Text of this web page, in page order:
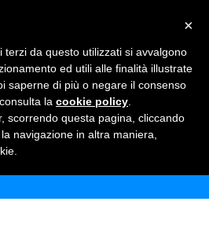
PUNT & MES
Alcolici
×
terzi da questo utilizzati si avvalgono
ed utili alle finalità illustrate
saperne di più o negare il consenso
la cookie policy
scorrendo questa pagina, cliccando
navigazione in altra maniera,